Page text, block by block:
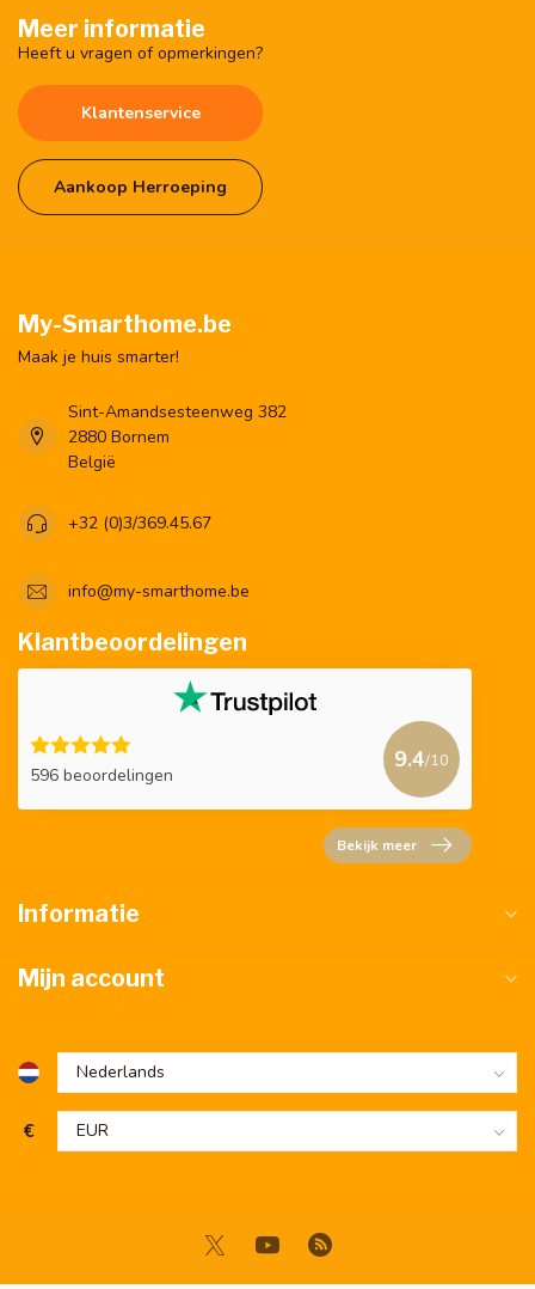
Meer informatie
Heeft u vragen of opmerkingen?
Klantenservice
Aankoop Herroeping
My-Smarthome.be
Maak je huis smarter!
Sint-Amandsesteenweg 382
2880 Bornem
België
+32 (0)3/369.45.67
info@my-smarthome.be
Klantbeoordelingen
596 beoordelingen
9.4/10
Bekijk meer
Informatie
Mijn account
€